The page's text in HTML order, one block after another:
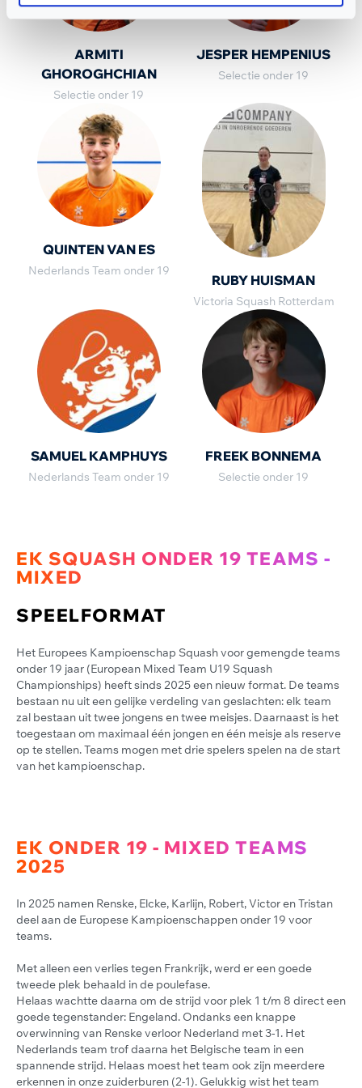
ARMITI
GHOROGHCHIAN
Selectie onder 19
JESPER HEMPENIUS
Selectie onder 19
QUINTEN VAN ES
Nederlands Team onder 19
RUBY HUISMAN
Victoria Squash Rotterdam
SAMUEL KAMPHUYS
Nederlands Team onder 19
FREEK BONNEMA
Selectie onder 19
EK SQUASH ONDER 19 TEAMS -
MIXED
SPEELFORMAT
Het Europees Kampioenschap Squash voor gemengde teams
onder 19 jaar (European Mixed Team U19 Squash
Championships) heeft sinds 2025 een nieuw format. De teams
bestaan nu uit een gelijke verdeling van geslachten: elk team
zal bestaan uit twee jongens en twee meisjes. Daarnaast is het
toegestaan om maximaal één jongen en één meisje als reserve
op te stellen. Teams mogen met drie spelers spelen na de start
van het kampioenschap.
EK ONDER 19 - MIXED TEAMS
2025
In 2025 namen Renske, Elcke, Karlijn, Robert, Victor en Tristan
deel aan de Europese Kampioenschappen onder 19 voor
teams.
Met alleen een verlies tegen Frankrijk, werd er een goede
tweede plek behaald in de poulefase.
Helaas wachtte daarna om de strijd voor plek 1 t/m 8 direct een
goede tegenstander: Engeland. Ondanks een knappe
overwinning van Renske verloor Nederland met 3-1. Het
Nederlands team trof daarna het Belgische team in een
spannende strijd. Helaas moest het team ook zijn meerdere
erkennen in onze zuiderburen (2-1). Gelukkig wist het team